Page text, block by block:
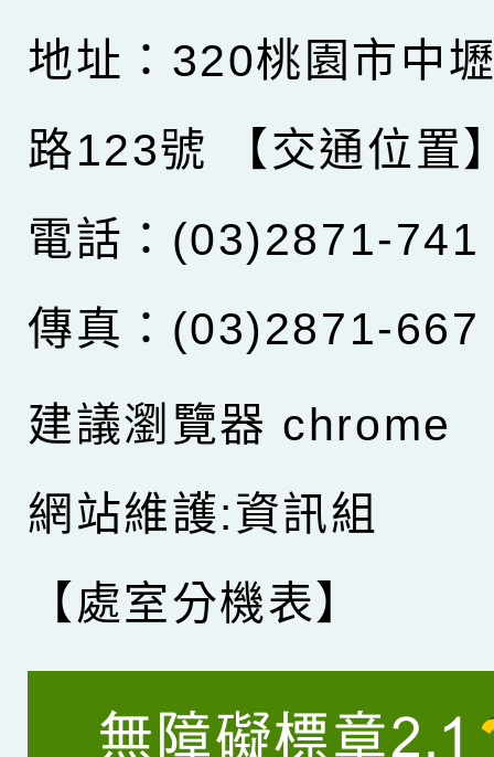
地址：320桃園市中
路123號
【交通位置
電話：(03)2871-741
傳真：(03)2871-667
建議瀏覽器 chrome
網站維護:資訊組
【處室分機表】